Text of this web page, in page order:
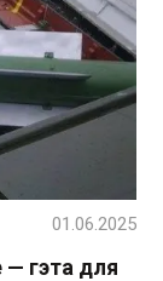
гэта для
01.06.2025